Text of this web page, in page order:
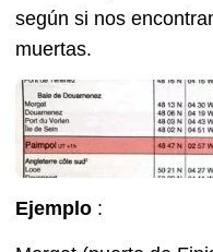
según si nos
muertas.
Ejemplo :